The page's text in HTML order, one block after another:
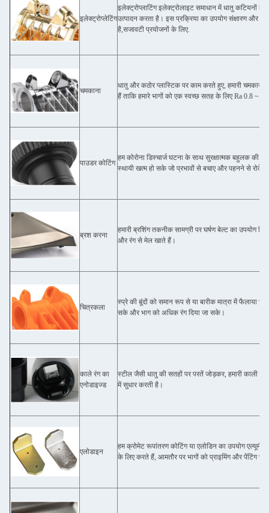
इलेक्ट्रोप्लेटिंग
इलेक्ट्रोप्लाटिंग इलेक्ट्रोलाइट समाधान में धातु कटियनों
उत्पादन करता है। इस प्रक्रिया का उपयोग संक्षारण और
है,सजावटी प्रयोजनों के लिए.
चमकाना
धातु और कठोर प्लास्टिक पर काम करते हुए, हमारी चमकाने
हैं ताकि हमारे भागों को एक स्वच्छ सतह के लिए Ra 0.8 ~
पाउडर कोटिंग
हम कोरोना डिस्चार्ज घटना के साथ सुरक्षात्मक बहुलक की
स्थायी खत्म हो सके जो प्रभावों से बचाए और पहनने से रोके।
ब्रश करना
हमारी ब्रशिंग तकनीक सामग्री पर घर्षण बेल्ट का उपयोग
और रंग से मेल खाते हैं।
चित्रकला
स्प्रे की बूंदों को समान रूप से या बारीक मात्रा में फैलाया
सके और भाग को अधिक रंग दिया जा सके।
काले रंग का
एनोडाइज्ड
स्टील जैसी धातु की सतहों पर परतें जोड़कर, हमारी काली
में सुधार करती है।
एलोडाइन
हम क्रोमेट रूपांतरण कोटिंग या एलोडिन का उपयोग
के लिए करते हैं, आमतौर पर भागों को प्राइमिंग और पेंटिंग से